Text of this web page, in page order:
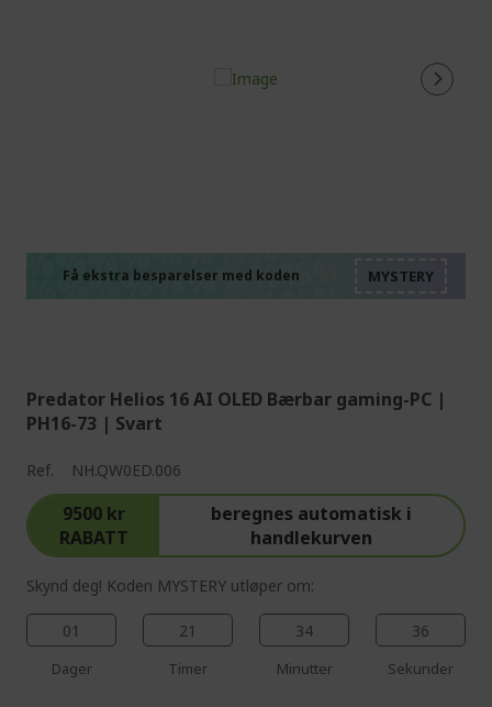
Få ekstra besparelser med koden
Predator Helios 16 AI OLED Bærbar gaming-PC |
PH16-73 | Svart
Ref. NH.QW0ED.006
9500 kr
RABATT
beregnes automatisk i
handlekurven
Skynd deg! Koden MYSTERY utløper om:
01
Dager
21
Timer
34
Minutter
35
Sekunder